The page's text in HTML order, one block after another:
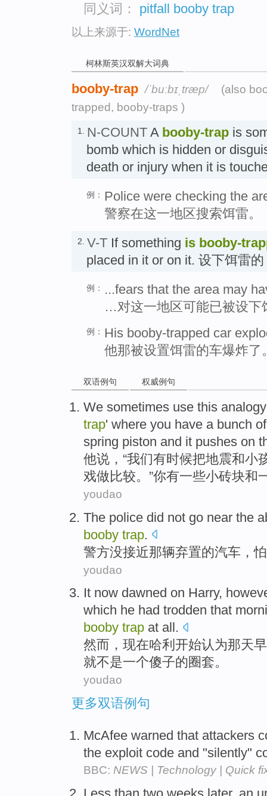
同义词： pitfall booby trap
以上来源于: WordNet
柯林斯英汉双解大词典
booby-trap /ˈbuːbɪˌtræp/
(also
trapped, booby-traps )
1. N-COUNT A booby-trap is
bomb which is hidden or
death or injury when it is
例： Police were checking the
警察在这一地区搜索饵雷。
2. V-T If something is booby-
placed in it or on it. 设下饵雷的
例：
...fears that the area may
…对这一地区可能已被设下
例： His booby-trapped car
他那被设置饵雷的车爆炸了
双语例句 权威例句
We sometimes use this
trap' where you have a bunch
spring piston and it pushes on
他说，“我们有时候把地震和小
戏做比较。”你有一些小砖块和
youdao
The police did not go near the
booby trap.
警方没接近那辆弃置的汽车 ，怕
youdao
It now dawned on Harry,
which he had trodden that
booby trap at all .
然而 ， 现在哈利开始认为那天
就不是一个傻子的 圈套。
youdao
更多双语例句
McAfee warned that attackers
the exploit code and "silently"
BBC: NEWS | Technology | Quick